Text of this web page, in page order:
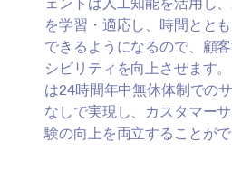
を学習・適応し、時間とと
できるようになるので、顧
シビリティを向上させます
は24時間年中無休体制での
なしで実現し、カスタマー
験の向上を両立することがで